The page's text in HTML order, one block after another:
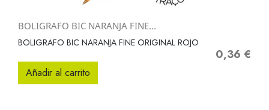
BOLIGRAFO BIC NARANJA FINE...
BOLIGRAFO BIC NARANJA FINE ORIGINAL ROJO
Precio
0,36 €
Añadir al carrito